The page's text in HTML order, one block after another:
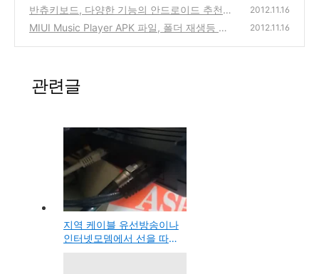
추천 키보드 앱 사용방법
(8)
반츄키보드, 다양한 기능의 안드로이드 추천
키보드 어플 (apk 최종 버전 파일 다운로드와
2012.11.16
MIUI Music Player APK 파일, 폴더 재생등 다
2012.11.16
관련글
지역 케이블 유선방송이나
인터넷모뎀에서 선을 따서